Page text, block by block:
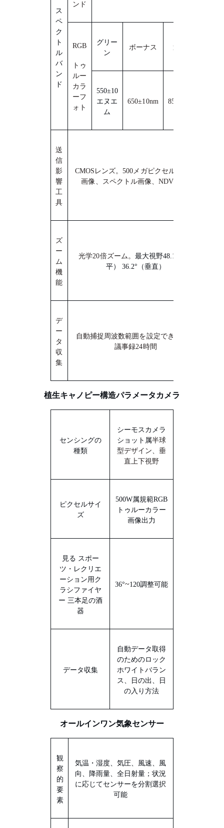
ス
ペ
ク
ト
ル
バ
ン
ド
ンド
RGB
トゥ
ルー
カラ
ーフ
ォト
グリー
ン
ボーナス 近赤外
550±10
エヌエ
ム
650±10nm 850±10nm
送
信
影
響
工
具
CMOSレンズ。500メガピクセル、RGB
画像、スペクトル画像、NDVI画像
ズ
ー
ム
機
能
光学20倍ズーム。 最大視野48.1°（水
平） 36.2°（垂直）
デ
ー
タ
収
集
自動捕捉周波数範囲を設定できる：
議事録24時間
植生キャノピー構造パラメータカメラ
センシングの
種類
シーモス カメラ
ショット 属半球
型デザイン、垂
直上下視野
ピクセルサイ
ズ
500W属規範RGB
トゥルーカラー
画像出力
見る スポー
ツ・レクリエ
ーション用ク
ラシファイヤ
ー 三本足の酒
器
36°~120調整可能
データ収集
自動データ取得
のためのロック
ホワイトバラン
ス、日の出、日
の入り方法
オールインワン気象センサー
観
察
的
要
素
気温・湿度、気圧、風速、風
向、降雨量、全日射量；状況
に応じてセンサーを分割選択
可能